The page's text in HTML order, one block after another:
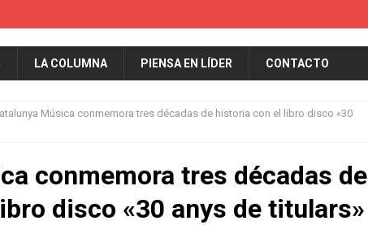
LA COLUMNA PIENSA EN LÍDER CONTACTO
Música conmemora tres décadas de historia con el libro disco «30
conmemora tres décadas de
disco «30 anys de titulars»